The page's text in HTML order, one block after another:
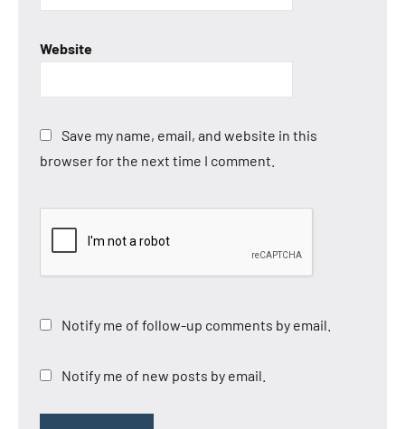
Website
Save my name, email, and website in this
browser for the next time I comment.
Notify me of follow-up comments by email.
Notify me of new posts by email.